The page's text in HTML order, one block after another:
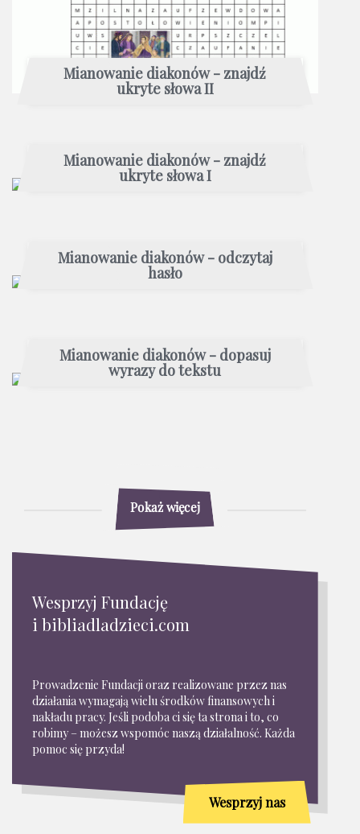
Mianowanie diakonów - znajdź
ukryte słowa II
Mianowanie diakonów - znajdź
ukryte słowa I
Mianowanie diakonów - odczytaj
hasło
Mianowanie diakonów - dopasuj
wyrazy do tekstu
Pokaż więcej
Wesprzyj Fundację
i bibliadladzieci.com
Prowadzenie Fundacji oraz realizowane przez nas
działania wymagają wielu środków finansowych i
nakładu pracy. Jeśli podoba ci się ta strona i to, co
robimy – możesz wspomóc naszą działalność. Każda
pomoc się przyda!
Wesprzyj nas